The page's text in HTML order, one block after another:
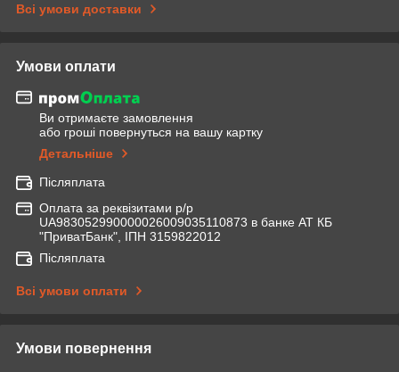
Всі умови доставки
Умови оплати
Ви отримаєте замовлення
або гроші повернуться на вашу картку
Детальніше
Післяплата
Оплата за реквізитами р/р
UA983052990000026009035110873 в банке АТ КБ
"ПриватБанк", ІПН 3159822012
Післяплата
Всі умови оплати
Умови повернення